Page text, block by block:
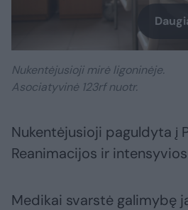
Nukentėjusioji mirė ligoninėje.
Asociatyvinė 123rf nuotr.
Nukentėjusioji paguldyta į
Reanimacijos ir
Medikai svarstė galimybę